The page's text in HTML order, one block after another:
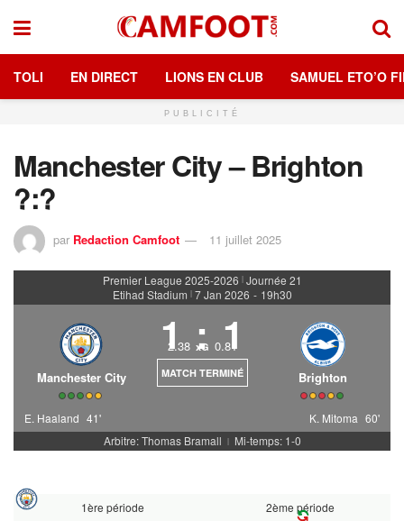
TOLI EN DIRECT LIONS EN CLUB SAMUEL ETO’O
PUBLICITÉ
Manchester City – Brighton
?:?
par Redaction Camfoot 11 juillet 2025
Premier League 2025-2026 | Journée 21
Etihad Stadium | 7 Jan 2026 - 19h30
Manchester City
1 : 1
2.38 xG 0.81
MATCH TERMINÉ Brighton
E. Haaland 41' K. Mitoma 60'
Arbitre: Thomas Bramall
| Mi-temps: 1-0
1ère période 2ème période